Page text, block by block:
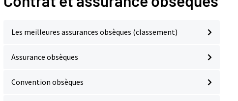
Les meilleures assurances obsèques (classement)
Assurance obsèques
Convention obsèques